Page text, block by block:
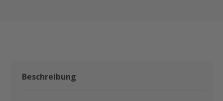
Beschreibung